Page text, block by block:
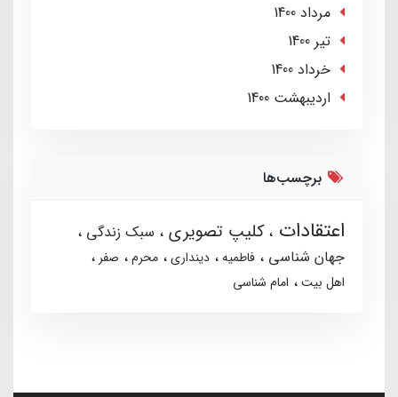
مرداد 1400
تير 1400
خرداد 1400
ارديبهشت 1400
برچسب‌ها
اعتقادات کلیپ تصویری
سبک زندگی
جهان شناسی
فاطمیه دینداری محرم
صفر
اهل بیت
امام شناسی